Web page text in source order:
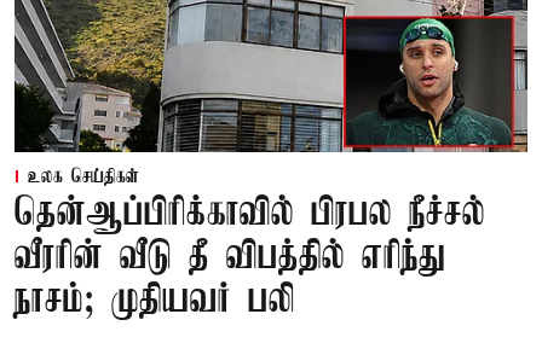
உலக செய்திகள்
தென்ஆப்பிரிக்காவில் பிரபல நீச்சல்
வீரரின் வீடு தீ விபத்தில் எரிந்து
நாசம்; முதியவர் பலி